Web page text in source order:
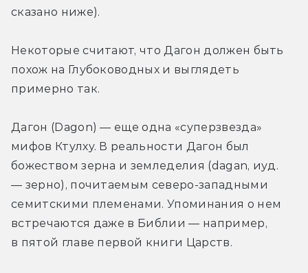
сказано ниже).
Некоторые считают, что Дагон должен быть
похож на Глубоководных и выглядеть
примерно так.
Дагон (Dagon) — еще одна «суперзвезда»
мифов Ктулху. В реальности Дагон был
божеством зерна и земледелия (dagan, иуд.
— зерно), почитаемым северо-западными
семитскими племенами. Упоминания о нем
встречаются даже в Библии — например,
в пятой главе первой книги Царств.